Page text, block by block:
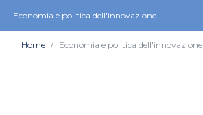
Economia e politica dell'innovazione
Home Economia e politica dell'innovazione